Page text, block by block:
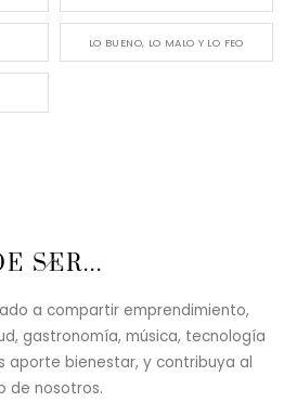
LO BUENO, LO MALO Y LO FEO
Back
Top
SER...
a compartir emprendimiento,
gastronomía, música, tecnología
aporte bienestar, y contribuya al
de nosotros.